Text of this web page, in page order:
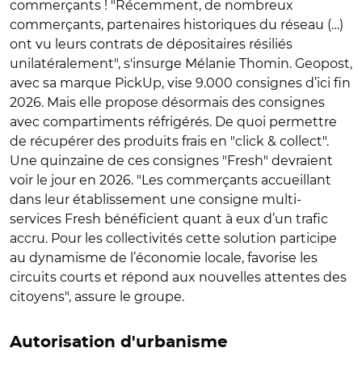
commerçants ! "Récemment, de nombreux
commerçants, partenaires historiques du réseau (…)
ont vu leurs contrats de dépositaires résiliés
unilatéralement", s'insurge Mélanie Thomin. Geopost,
avec sa marque PickUp, vise 9.000 consignes d’ici fin
2026. Mais elle propose désormais des consignes
avec compartiments réfrigérés. De quoi permettre
de récupérer des produits frais en "click & collect".
Une quinzaine de ces consignes "Fresh" devraient
voir le jour en 2026. "Les commerçants accueillant
dans leur établissement une consigne multi-
services Fresh bénéficient quant à eux d’un trafic
accru. Pour les collectivités cette solution participe
au dynamisme de l’économie locale, favorise les
circuits courts et répond aux nouvelles attentes des
citoyens", assure le groupe.
Autorisation d'urbanisme